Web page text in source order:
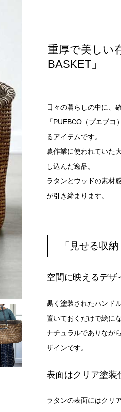
重厚で美しい
BASKET」
日々の暮らしの中に、
「PUEBCO（プエブ
るアイテムです。
農作業に使われていた
し込んだ逸品。
ラタンとウッドの素材
が引き締まります。
「見せる収
空間に映えるデザ
黒く塗装されたハンド
置いておくだけで絵に
ナチュラルでありなが
ザインです。
表面はクリア塗装
ラタンの表面にはクリ